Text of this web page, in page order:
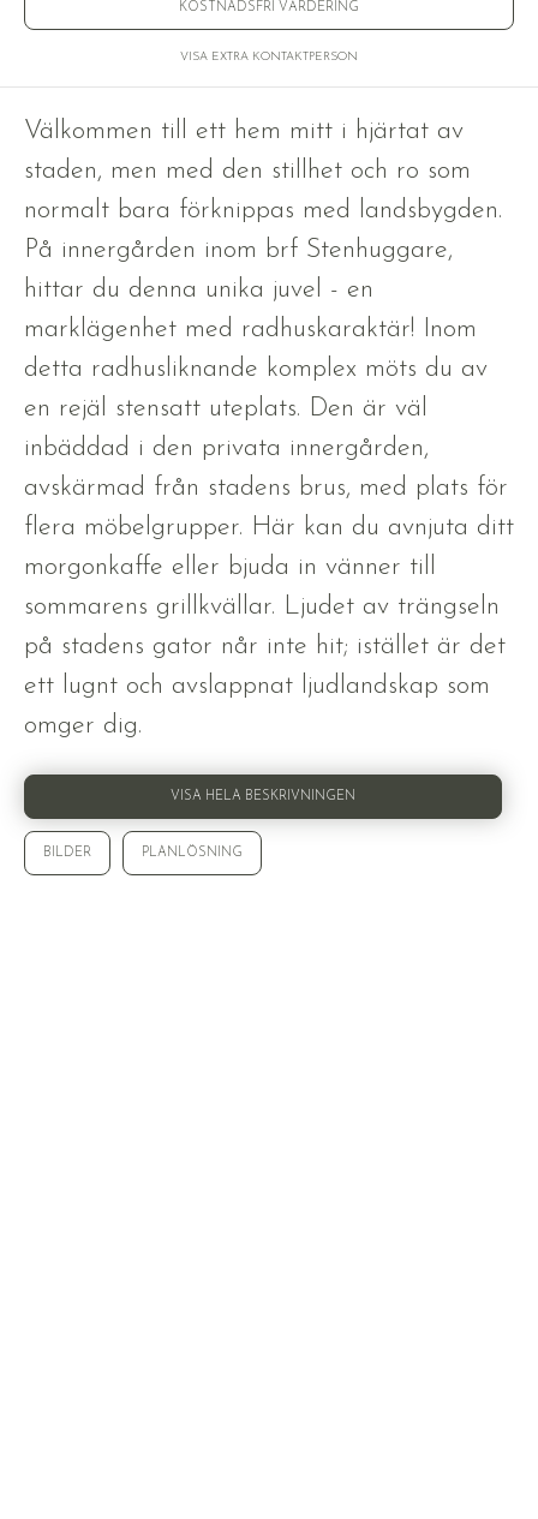
KOSTNADSFRI VÄRDERING
VISA EXTRA KONTAKTPERSON
Välkommen till ett hem mitt i hjärtat av
staden, men med den stillhet och ro som
normalt bara förknippas med landsbygden.
På innergården inom brf Stenhuggare,
hittar du denna unika juvel - en
marklägenhet med radhuskaraktär! Inom
detta radhusliknande komplex möts du av
en rejäl stensatt uteplats. Den är väl
inbäddad i den privata innergården,
avskärmad från stadens brus, med plats för
flera möbelgrupper. Här kan du avnjuta ditt
morgonkaffe eller bjuda in vänner till
sommarens grillkvällar. Ljudet av trängseln
på stadens gator når inte hit; istället är det
ett lugnt och avslappnat ljudlandskap som
omger dig.
VISA HELA BESKRIVNINGEN
BILDER PLANLÖSNING